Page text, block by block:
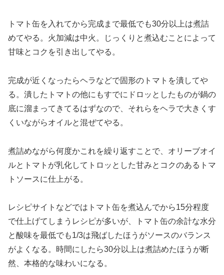
トマト缶を入れてから完成まで最低でも30分以上は煮詰
めてやる。火加減は中火。じっくりと煮込むことによって
甘味とコクを引き出してやる。
完成が近くなったらヘラなどで固形のトマトを潰してや
る。潰したトマトの他にもすでにドロッとしたものが鍋の
底に溜まってきてるはずなので、それらをヘラで大きくす
くいながらオイルと混ぜてやる。
煮詰めながら何度かこれを繰り返すことで、オリーブオイ
ルとトマトが乳化してトロッとした甘みとコクのあるトマ
トソースに仕上がる。
レシピサイトなどではトマト缶を煮込んでから15分程度
で仕上げてしまうレシピが多いが、トマト缶の余計な水分
と酸味を最低でも1/3は飛ばしたほうがソースのバランス
がよくなる。時間にしたら30分以上は煮詰めたほうが断
然、本格的な味わいになる。